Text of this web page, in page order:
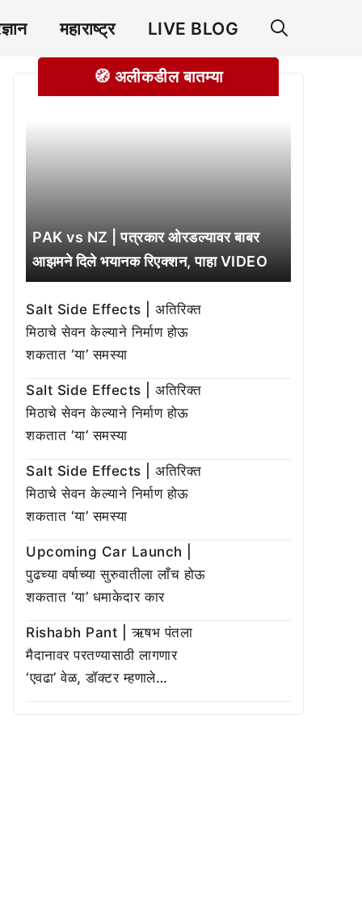
महाराष्ट्र LIVE BLOG
🧭 अलीकडील बातम्या
PAK vs NZ | पत्रकार ओरडल्यावर बाबर
आझमने दिले भयानक रिएक्शन, पाहा VIDEO
Salt Side Effects | अतिरिक्त
मिठाचे सेवन केल्याने निर्माण होऊ
शकतात ‘या’ समस्या
Salt Side Effects | अतिरिक्त
मिठाचे सेवन केल्याने निर्माण होऊ
शकतात ‘या’ समस्या
Salt Side Effects | अतिरिक्त
मिठाचे सेवन केल्याने निर्माण होऊ
शकतात ‘या’ समस्या
Upcoming Car Launch |
पुढच्या वर्षाच्या सुरुवातीला लाँच होऊ
शकतात ‘या’ धमाकेदार कार
Rishabh Pant | ऋषभ पंतला
मैदानावर परतण्यासाठी लागणार
‘एवढा’ वेळ, डॉक्टर म्हणाले…